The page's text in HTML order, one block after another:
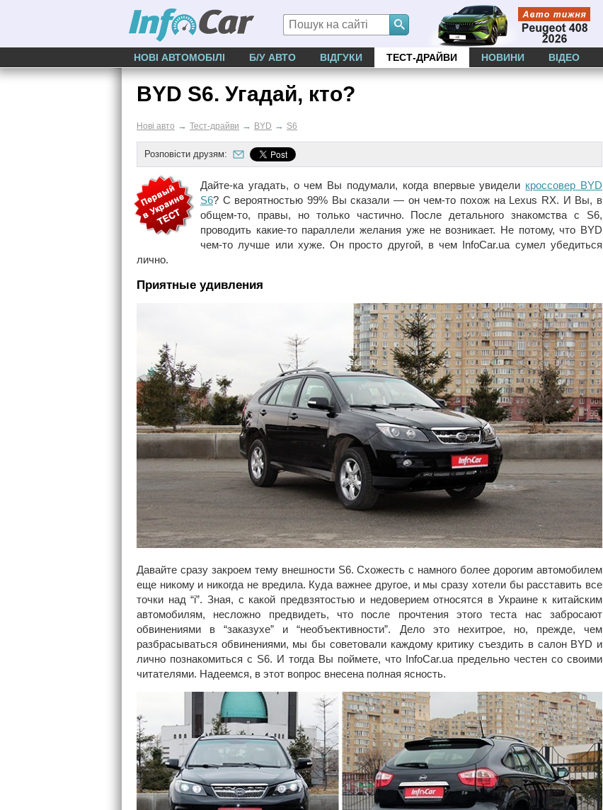
НОВІ АВТОМОБІЛІ Б/У АВТО ВІДГУКИ ТЕСТ-ДРАЙВИ НОВИНИ ВІДЕО
BYD S6. Угадай, кто?
Нові авто → Тест-драйви → BYD → S6
Розповісти друзям:
Дайте-ка угадать, о чем Вы подумали, когда впервые увидели кроссовер BYD
S6? С вероятностью 99% Вы сказали — он чем-то похож на Lexus RX. И Вы, в
общем-то, правы, но только частично. После детального знакомства с S6,
проводить какие-то параллели желания уже не возникает. Не потому, что BYD
чем-то лучше или хуже. Он просто другой, в чем InfoCar.ua сумел убедиться
лично.
Приятные удивления
Давайте сразу закроем тему внешности S6. Схожесть с намного более дорогим автомобилем
еще никому и никогда не вредила. Куда важнее другое, и мы сразу хотели бы расставить все
точки над “i”. Зная, с какой предвзятостью и недоверием относятся в Украине к китайским
автомобилям, несложно предвидеть, что после прочтения этого теста нас забросают
обвинениями в “заказухе” и “необъективности”. Дело это нехитрое, но, прежде, чем
разбрасываться обвинениями, мы бы советовали каждому критику съездить в салон BYD и
лично познакомиться с S6. И тогда Вы поймете, что InfoCar.ua предельно честен со своими
читателями. Надеемся, в этот вопрос внесена полная ясность.